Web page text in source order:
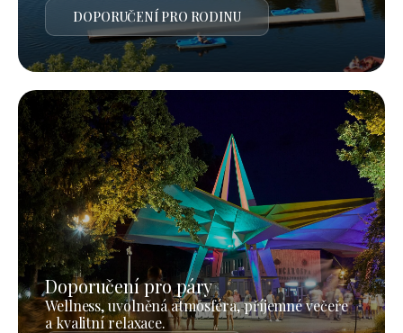
DOPORUČENÍ PRO RODINU
Doporučení pro páry
Wellness, uvolněná atmosféra, příjemné večeře
a kvalitní relaxace.